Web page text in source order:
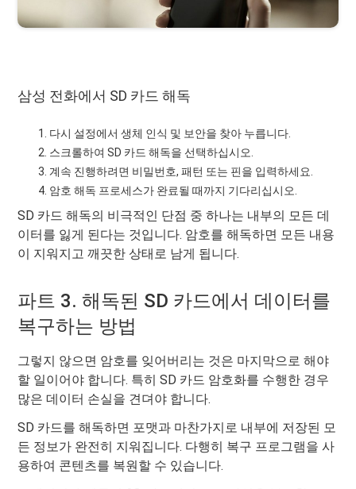
삼성 전화에서 SD 카드 해독
다시 설정에서 생체 인식 및 보안을 찾아 누릅니다.
스크롤하여 SD 카드 해독을 선택하십시오.
계속 진행하려면 비밀번호, 패턴 또는 핀을 입력하세요.
암호 해독 프로세스가 완료될 때까지 기다리십시오.
SD 카드 해독의 비극적인 단점 중 하나는 내부의 모든 데
이터를 잃게 된다는 것입니다. 암호를 해독하면 모든 내용
이 지워지고 깨끗한 상태로 남게 됩니다.
파트 3. 해독된 SD 카드에서 데이터를
복구하는 방법
그렇지 않으면 암호를 잊어버리는 것은 마지막으로 해야
할 일이어야 합니다. 특히 SD 카드 암호화를 수행한 경우
많은 데이터 손실을 견뎌야 합니다.
SD 카드를 해독하면 포맷과 마찬가지로 내부에 저장된 모
든 정보가 완전히 지워집니다. 다행히 복구 프로그램을 사
용하여 콘텐츠를 복원할 수 있습니다.